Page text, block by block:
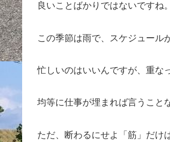
良いことばかりではないですね。
この季節は雨で、スケジュール
忙しいのはいいんですが、重な
均等に仕事が埋まれば言うこと
ただ、断わるにせよ「筋」だけ